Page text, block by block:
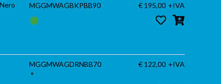
MGGMWAGBKPBB90 € 195,00 +IVA
MGGMWAGDRNBB70
°
€ 122,00 +IVA